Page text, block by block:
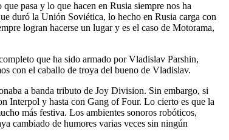
pasa y lo que hacen en Rusia siempre nos ha
duró la Unión Soviética, lo hecho en Rusia carga con
logran hacerse un lugar y es el caso de Motorama,
que ha sido armado por Vladislav Parshin,
con el caballo de troya del bueno de Vladislav.
a banda tributo de Joy Division. Sin embargo, si
Interpol y hasta con Gang of Four. Lo cierto es que la
más festiva. Los ambientes sonoros robóticos,
cambiado de humores varias veces sin ningún